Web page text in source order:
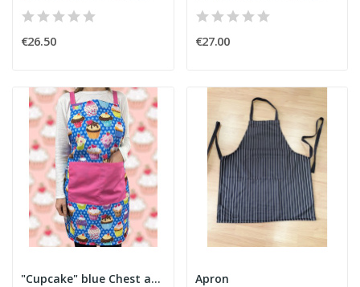
€26.50 €27.00
"Cupcake" blue Chest apron Apron